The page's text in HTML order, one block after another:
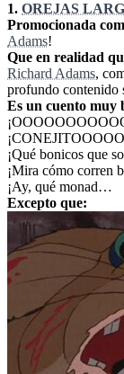
1. OREJAS
Promocionada
Adams!
Que en realidad
Richard Adams,
profundo contenido
Es un cuento muy
¡Qué bonicos que
¡Mira cómo corren
¡Ay, qué monad…
Excepto que: